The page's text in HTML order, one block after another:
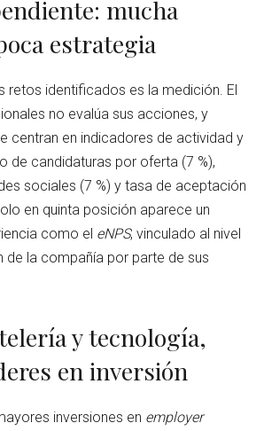
mucha
estrategia
retos identificados es la medición. El
no evalúa sus acciones, y
centran en indicadores de actividad y
de candidaturas por oferta (7 %),
sociales (7 %) y tasa de aceptación
en quinta posición aparece un
como el eNPS, vinculado al nivel
de la compañía por parte de sus
y tecnología,
en inversión
inversiones en employer